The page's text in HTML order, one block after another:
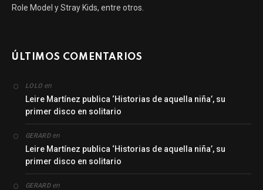
Role Model y Stray Kids, entre otros.
ÚLTIMOS COMENTARIOS
LOLO en
Leire Martínez publica ‘Historias de aquella niña’, su
primer disco en solitario
GERARDen
Leire Martínez publica ‘Historias de aquella niña’, su
primer disco en solitario
GERARDen